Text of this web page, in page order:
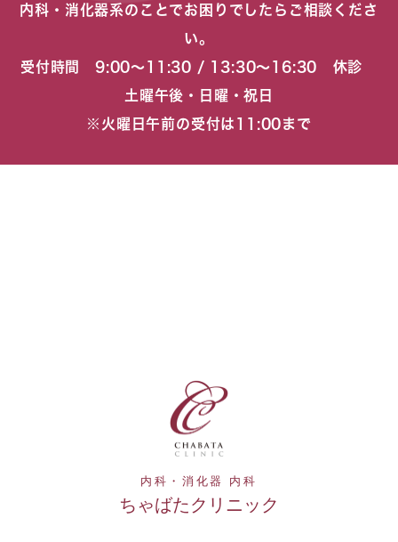
内科・消化器系のことでお困りでしたらご相談くださ
い。
受付時間 9:00〜11:30 / 13:30〜16:30 休診
土曜午後・日曜・祝日
※火曜日午前の受付は11:00まで
内科・消化器 内科
ちゃばたクリニック